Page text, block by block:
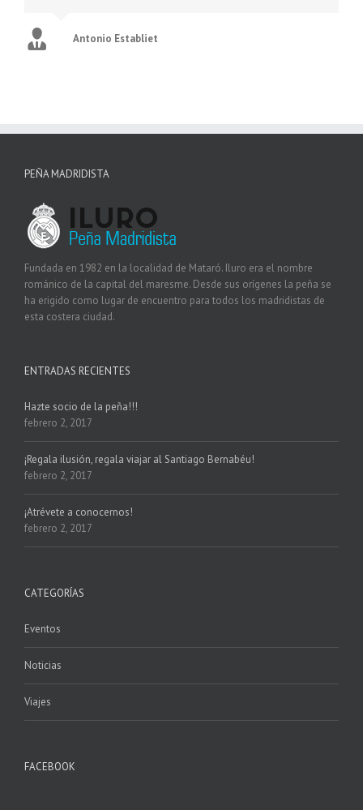
Antonio Establiet
PEÑA MADRIDISTA
Fundada en 1982 en la localidad de Mataró. Iluro era el nombre
románico de la capital del maresme. Desde sus orígenes la peña se
ha erigido como lugar de encuentro para todos los madridistas de
esta costera ciudad.
ENTRADAS RECIENTES
Hazte socio de la peña!!!
febrero 2, 2017
¡Regala ilusión, regala viajar al Santiago Bernabéu!
febrero 2, 2017
¡Atrévete a conocernos!
febrero 2, 2017
CATEGORÍAS
Eventos
Noticias
Viajes
FACEBOOK